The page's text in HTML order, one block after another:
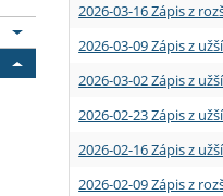
2026-03-16 Zápis z
2026-03-09 Zápis z
2026-03-02 Zápis z
2026-02-23 Zápis z
2026-02-16 Zápis z
2026-02-09 Zápis z